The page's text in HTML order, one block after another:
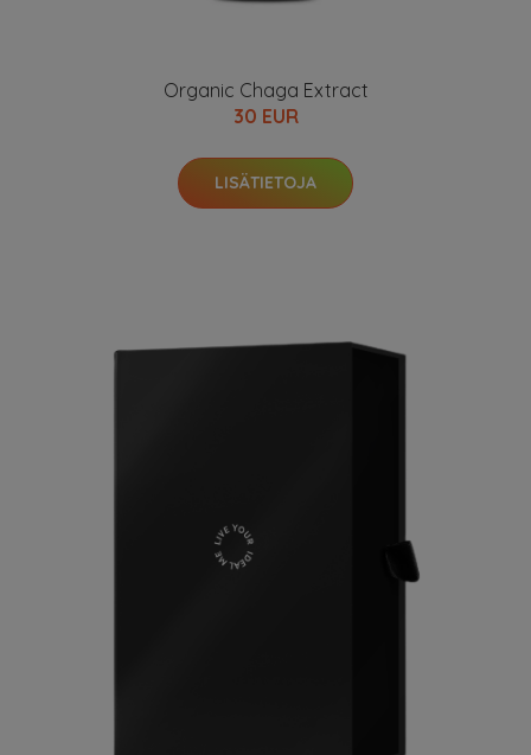
Organic Chaga Extract
30 EUR
LISÄTIETOJA